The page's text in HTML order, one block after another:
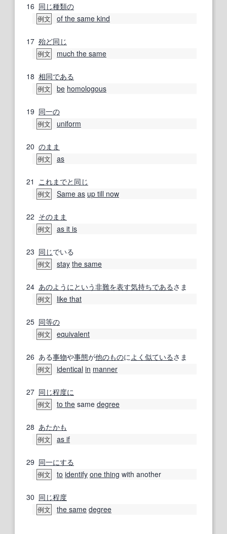
16 同じ種類の
例文 of the same kind
17 殆ど同じ
例文 much the same
18 相同である
例文 be homologous
19 同一の
例文 uniform
20 のまま
例文 as
21 これまでと同じ
例文 Same as up till now
22 そのまま
例文 as it is
23 同じでいる
例文 stay the same
24 あのように という非難を表す気持ちであるさま
例文 like that
25 同等の
例文 equivalent
26 ある事物や事態が他のものに よく似ているさま
例文 identical in manner
27 同じ程度に
例文 to the same degree
28 あたかも
例文 as if
29 同一にする
例文 to identify one thing with another
30 同じ程度
例文 the same degree